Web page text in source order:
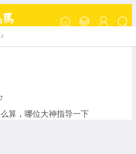
算，哪位大神指导一下